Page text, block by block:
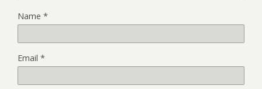
Name *
Email *